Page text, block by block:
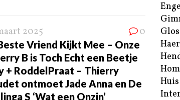
2025 0
Vriend Kijkt Mee – Onze
B is Toch Echt een Beetje
+ RoddelPraat – Thierry
ontmoet Jade Anna en De
S ‘Wat een Onzin’